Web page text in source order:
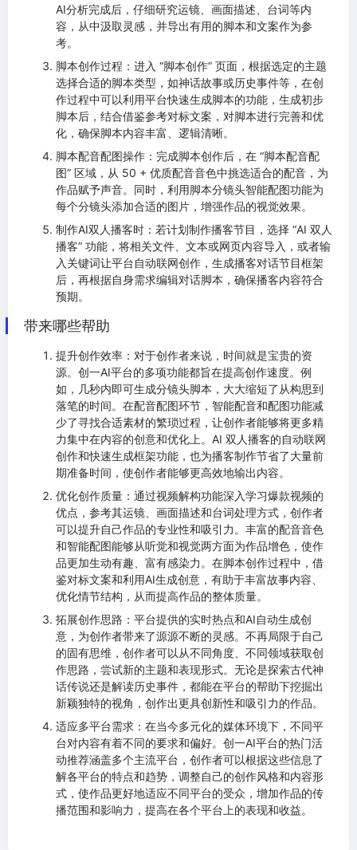
AI分析完成后，仔细研究运镜、画面描述、台词等内
容，从中汲取灵感，并导出有用的脚本和文案作为参
考。
脚本创作过程：进入 “脚本创作” 页面，根据选定的主题
选择合适的脚本类型，如神话故事或历史事件等，在创
作过程中可以利用平台快速生成脚本的功能，生成初步
脚本后，结合借鉴参考对标文案，对脚本进行完善和优
化，确保脚本内容丰富、逻辑清晰。
脚本配音配图操作：完成脚本创作后，在 “脚本配音配
图” 区域，从 50 + 优质配音音色中挑选适合的配音，为
作品赋予声音。同时，利用脚本分镜头智能配图功能为
每个分镜头添加合适的图片，增强作品的视觉效果。
制作AI双人播客时：若计划制作播客节目，选择 “AI 双人
播客” 功能，将相关文件、文本或网页内容导入，或者输
入关键词让平台自动联网创作，生成播客对话节目框架
后，再根据自身需求编辑对话脚本，确保播客内容符合
预期。
带来哪些帮助
提升创作效率：对于创作者来说，时间就是宝贵的资
源。创一AI平台的多项功能都旨在提高创作速度。例
如，几秒内即可生成分镜头脚本，大大缩短了从构思到
落笔的时间。在配音配图环节，智能配音和配图功能减
少了寻找合适素材的繁琐过程，让创作者能够将更多精
力集中在内容的创意和优化上。AI 双人播客的自动联网
创作和快速生成框架功能，也为播客制作节省了大量前
期准备时间，使创作者能够更高效地输出内容。
优化创作质量：通过视频解构功能深入学习爆款视频的
优点，参考其运镜、画面描述和台词处理方式，创作者
可以提升自己作品的专业性和吸引力。丰富的配音音色
和智能配图能够从听觉和视觉两方面为作品增色，使作
品更加生动有趣、富有感染力。在脚本创作过程中，借
鉴对标文案和利用AI生成创意，有助于丰富故事内容、
优化情节结构，从而提高作品的整体质量。
拓展创作思路：平台提供的实时热点和AI自动生成创
意，为创作者带来了源源不断的灵感。不再局限于自己
的固有思维，创作者可以从不同角度、不同领域获取创
作思路，尝试新的主题和表现形式。无论是探索古代神
话传说还是解读历史事件，都能在平台的帮助下挖掘出
新颖独特的视角，创作出更具创新性和吸引力的作品。
适应多平台需求：在当今多元化的媒体环境下，不同平
台对内容有着不同的要求和偏好。创一AI平台的热门活
动推荐涵盖多个主流平台，创作者可以根据这些信息了
解各平台的特点和趋势，调整自己的创作风格和内容形
式，使作品更好地适应不同平台的受众，增加作品的传
播范围和影响力，提高在各个平台上的表现和收益。